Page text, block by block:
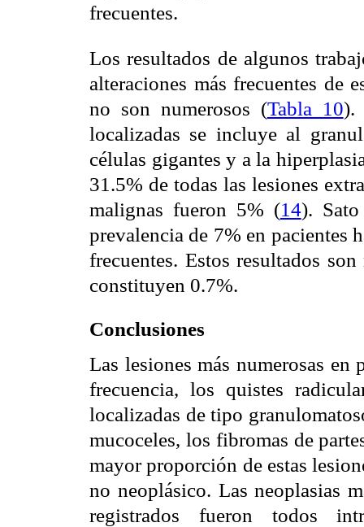
frecuentes.
Los resultados de algunos
alteraciones más frecuentes de
no son numerosos (Tabla 10).
localizadas se incluye al
células gigantes y a la
31.5% de todas las lesiones
malignas fueron 5% (14).
prevalencia de 7% en pacientes
frecuentes. Estos resultados
constituyen 0.7%.
Conclusiones
Las lesiones más numerosas en
frecuencia, los quistes
localizadas de tipo
mucoceles, los fibromas de
mayor proporción de estas
no neoplásico. Las neoplasias
registrados fueron todos